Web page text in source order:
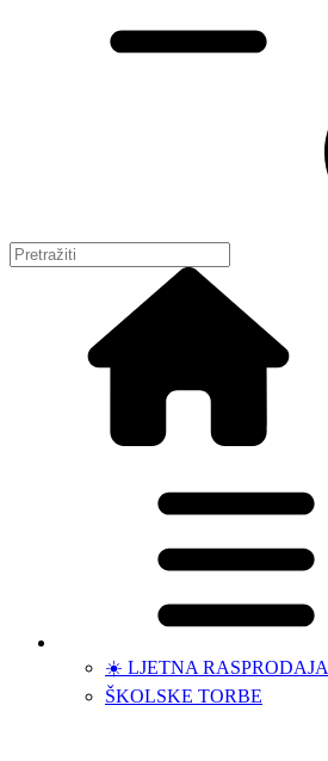
☀️ LJETNA RASPRODAJA
ŠKOLSKE TORBE